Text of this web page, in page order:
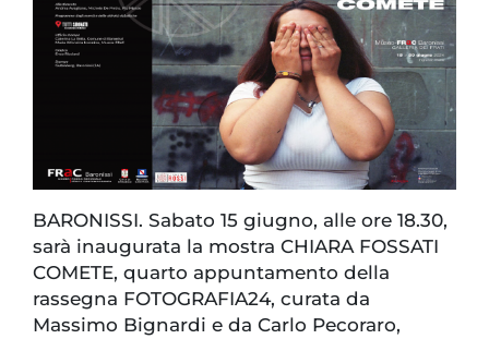
BARONISSI. Sabato 15 giugno, alle ore 18.30,
sarà inaugurata la mostra CHIARA FOSSATI
COMETE, quarto appuntamento della
rassegna FOTOGRAFIA24, curata da
Massimo Bignardi e da Carlo Pecoraro,